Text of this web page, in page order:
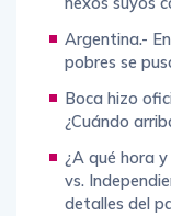
Argentina.-
pobres se
Boca hizo
¿Cuándo
¿A qué hora
vs.
detalles del